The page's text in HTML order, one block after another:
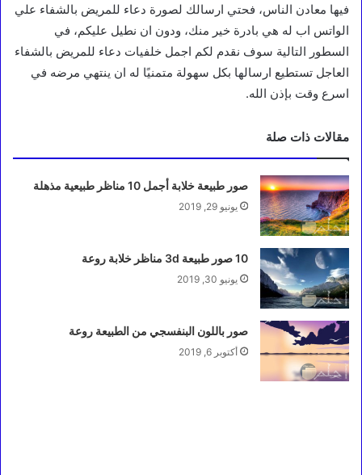
فيها معادن الناس، فحتي ارسالك لصورة دعاء للمريض بالشفاء علي
الواتس اب له هي بادرة خير منك، ودون ان نطيل عليكم، في
السطور التالية سوف نقدم لكم اجمل خلفيات دعاء للمريض بالشفاء
العاجل تستطيع ارسالها بكل سهولة متمنيًا له ان ينتهي مرضه في
اسرع وقت بإذن الله.
مقالات ذات صلة
صور طبيعة خلابة أجمل 10 مناظر طبيعية مذهلة
يونيو 29, 2019
10 صور طبيعة 3d مناظر خلابة روعة
يونيو 30, 2019
صور باللون البنفسجي من الطبيعة روعة
أكتوبر 6, 2019